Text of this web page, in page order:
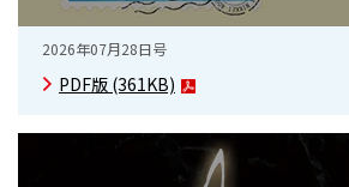
確定拠出年金制度について
サステナビリティレポート
サステナブル投資
日本版スチュワードシップ・コードへの対応
資産形成はじめるなら
2026年07月28日号
PDF版 (361KB)